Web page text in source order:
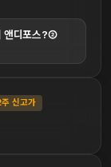
앤디포스?②
신고가